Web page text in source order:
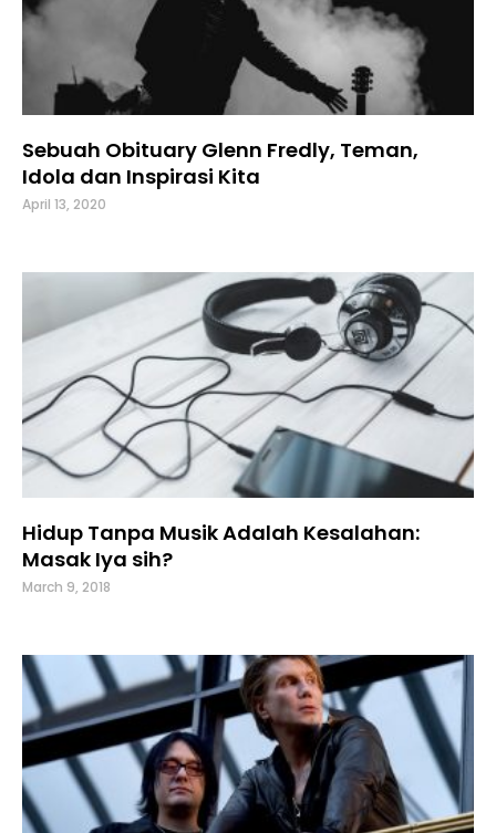
Sebuah Obituary Glenn Fredly, Teman,
Idola dan Inspirasi Kita
April 13, 2020
Hidup Tanpa Musik Adalah Kesalahan:
Masak Iya sih?
March 9, 2018